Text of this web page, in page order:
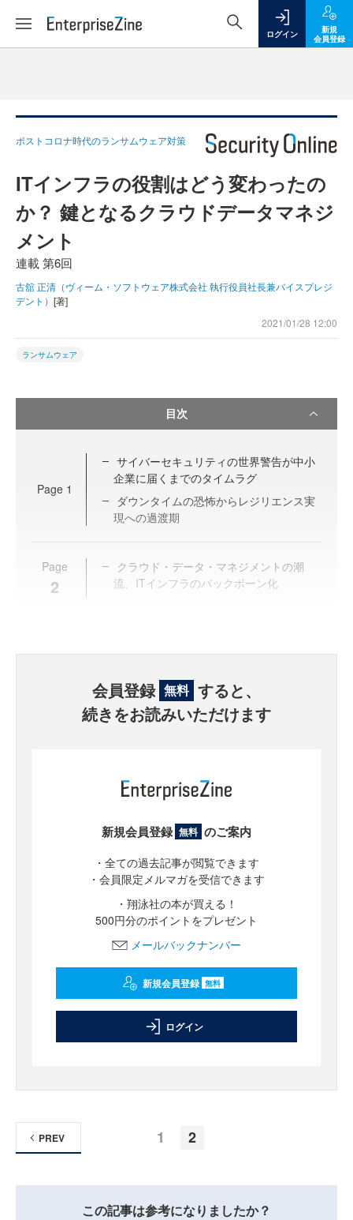
ログイン
新規
会員登録
ポストコロナ時代のランサムウェア対策
ITインフラの役割はどう変わったの
か？ 鍵となるクラウドデータマネジ
メント
連載 第6回
古舘 正清（ヴィーム・ソフトウェア株式会社 執行役員社長兼バイスプレジ
デント） [著]
2021/01/28 12:00
ランサムウェア
目次
Page 1
サイバーセキュリティの世界警告が中小
企業に届くまでのタイムラグ
ダウンタイムの恐怖からレジリエンス実
現への過渡期
Page
2
クラウド・データ・マネジメントの潮
流、ITインフラのバックボーン化
会員登録 無料 すると、
続きをお読みいただけます
新規会員登録 無料 のご案内
・全ての過去記事が閲覧できます
・会員限定メルマガを受信できます
・翔泳社の本が買える！
500円分のポイントをプレゼント
メールバックナンバー
新規会員登録 無料
ログイン
1 2
PREV
この記事は参考になりましたか？